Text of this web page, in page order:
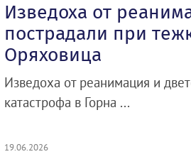
Изведоха от
пострадали при
Оряховица
Изведоха от реанимация и
катастрофа в Горна ...
19.06.2026